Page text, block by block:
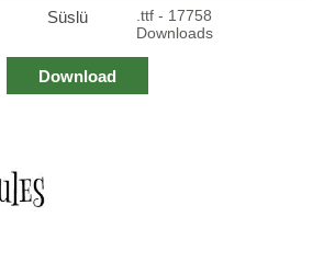
Süslü
.ttf - 17758
Downloads
Download